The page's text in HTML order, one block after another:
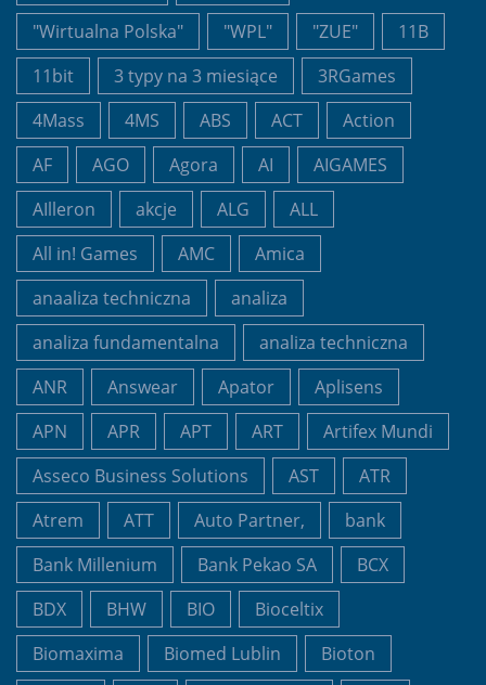
"Wirtualna Polska"
"WPL" "ZUE"
11B
11bit
3 typy na 3 miesiące
3RGames
4Mass
4MS ABS ACT
Action
AF
AGO Agora AI
AIGAMES
AIlleron
akcje ALG
ALL
All in! Games
AMC
Amica
anaaliza techniczna
analiza
analiza fundamentalna
analiza techniczna
ANR
Answear Apator
Aplisens
APN
APR APT ART
Artifex Mundi
Asseco Business Solutions
AST
ATR
Atrem
ATT Auto Partner,
bank
Bank Millenium
Bank Pekao SA
BCX
BDX
BHW BIO
Bioceltix
Biomaxima
Biomed Lublin
Bioton